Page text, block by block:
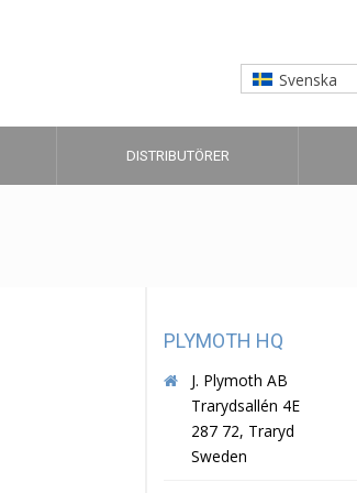
Svenska
DISTRIBUTÖRER
PLYMOTH HQ
J. Plymoth AB
Trarydsallén 4E
287 72, Traryd
Sweden